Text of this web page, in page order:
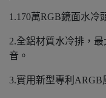
1.170萬RGB鏡面水冷
2.全鋁材質水冷排，
音。
3.實用新型專利ARGB